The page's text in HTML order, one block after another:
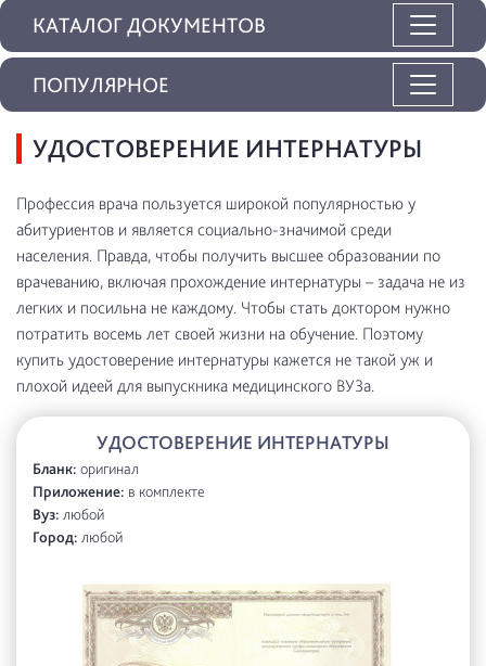
КАТАЛОГ ДОКУМЕНТОВ
УДОСТОВЕРЕНИЕ ИНТЕРНАТУРЫ
Профессия врача пользуется широкой популярностью у
абитуриентов и является социально-значимой среди
населения. Правда, чтобы получить высшее образовании по
врачеванию, включая прохождение интернатуры – задача не из
легких и посильна не каждому. Чтобы стать доктором нужно
потратить восемь лет своей жизни на обучение. Поэтому
купить удостоверение интернатуры кажется не такой уж и
плохой идеей для выпускника медицинского ВУЗа.
УДОСТОВЕРЕНИЕ ИНТЕРНАТУРЫ
Бланк: оригинал
Приложение: в комплекте
Вуз: любой
Город: любой
ПОПУЛЯРНОЕ